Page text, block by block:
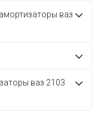
ваз
ваз 2103